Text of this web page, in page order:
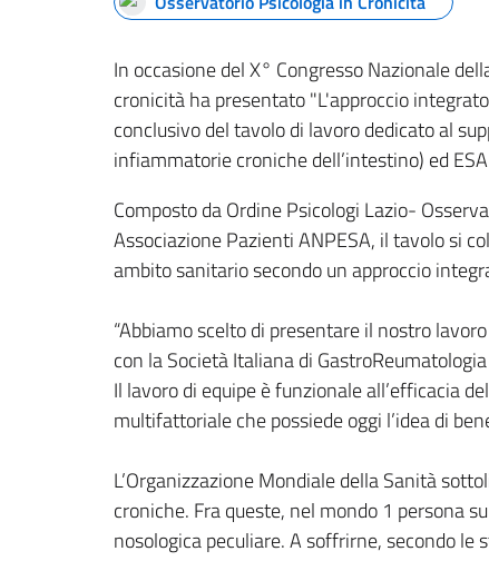
In occasione del X° Congresso Nazionale
cronicità ha presentato "L'approccio
conclusivo del tavolo di lavoro dedicato al
infiammatorie croniche dell’intestino) ed
Composto da Ordine Psicologi Lazio-
Associazione Pazienti ANPESA, il tavolo si
ambito sanitario secondo un approccio
“Abbiamo scelto di presentare il nostro
con la Società Italiana di
Il lavoro di equipe è funzionale all’efficacia
multifattoriale che possiede oggi l’idea di
L’Organizzazione Mondiale della Sanità
croniche. Fra queste, nel mondo 1 persona
nosologica peculiare. A soffrirne, secondo